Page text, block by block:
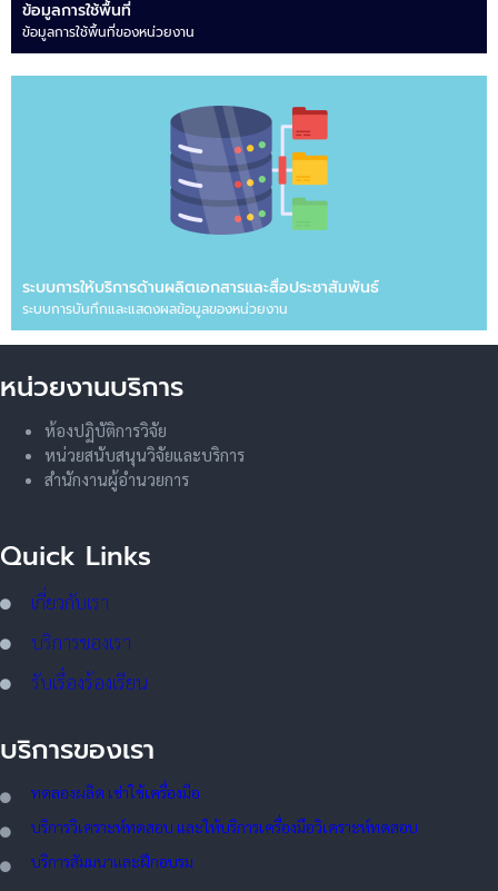
ข้อมูลการใช้พื้นที่
ข้อมูลการใช้พื้นที่ของหน่วยงาน
ระบบการให้บริการด้านผลิตเอกสารและสื่อประชาสัมพันธ์
ระบบการบันทึกและแสดงผลข้อมูลของหน่วยงาน
หน่วยงานบริการ
ห้องปฏิบัติการวิจัย
หน่วยสนับสนุนวิจัยและบริการ
สำนักงานผู้อำนวยการ
Quick Links
เกี่ยวกับเรา
บริการของเรา
รับเรื่องร้องเรียน
บริการของเรา
ทดลองผลิต เช่าใช้เครื่องมือ
บริการวิเคราะห์ทดสอบ และให้บริการเครื่องมือวิเคราะห์ทดสอบ
บริการสัมมนาและฝึกอบรม